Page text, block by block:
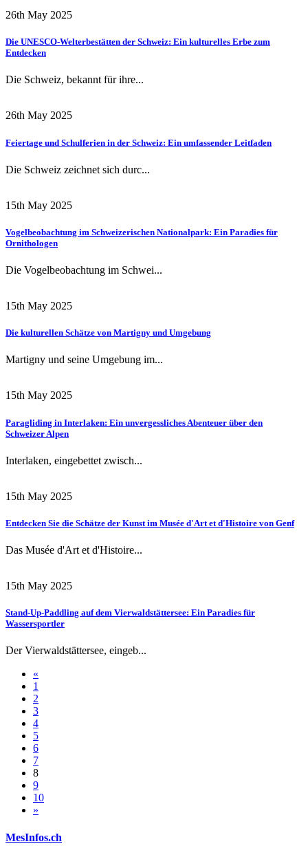
26th May 2025
Die UNESCO-Welterbestätten der Schweiz: Ein kulturelles Erbe zum
Entdecken
Die Schweiz, bekannt für ihre...
26th May 2025
Feiertage und Schulferien in der Schweiz: Ein umfassender Leitfaden
Die Schweiz zeichnet sich durc...
15th May 2025
Vogelbeobachtung im Schweizerischen Nationalpark: Ein Paradies für
Ornithologen
Die Vogelbeobachtung im Schwei...
15th May 2025
Die kulturellen Schätze von Martigny und Umgebung
Martigny und seine Umgebung im...
15th May 2025
Paragliding in Interlaken: Ein unvergessliches Abenteuer über den
Schweizer Alpen
Interlaken, eingebettet zwisch...
15th May 2025
Entdecken Sie die Schätze der Kunst im Musée d'Art et d'Histoire von Genf
Das Musée d'Art et d'Histoire...
15th May 2025
Stand-Up-Paddling auf dem Vierwaldstättersee: Ein Paradies für
Wassersportler
Der Vierwaldstättersee, eingeb...
«
1
2
3
4
5
6
7
8
9
10
»
MesInfos.ch